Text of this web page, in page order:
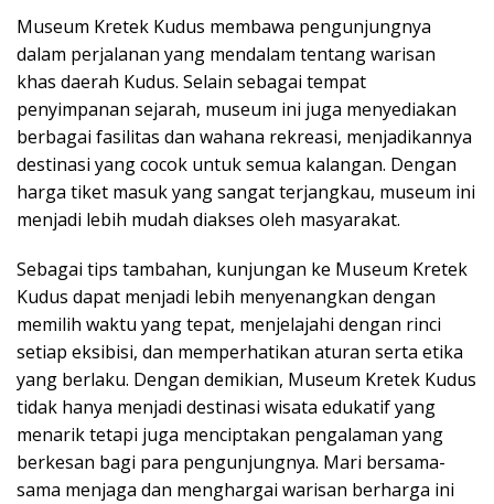
Museum Kretek Kudus membawa pengunjungnya
dalam perjalanan yang mendalam tentang warisan
khas daerah Kudus. Selain sebagai tempat
penyimpanan sejarah, museum ini juga menyediakan
berbagai fasilitas dan wahana rekreasi, menjadikannya
destinasi yang cocok untuk semua kalangan. Dengan
harga tiket masuk yang sangat terjangkau, museum ini
menjadi lebih mudah diakses oleh masyarakat.
Sebagai tips tambahan, kunjungan ke Museum Kretek
Kudus dapat menjadi lebih menyenangkan dengan
memilih waktu yang tepat, menjelajahi dengan rinci
setiap eksibisi, dan memperhatikan aturan serta etika
yang berlaku. Dengan demikian, Museum Kretek Kudus
tidak hanya menjadi destinasi wisata edukatif yang
menarik tetapi juga menciptakan pengalaman yang
berkesan bagi para pengunjungnya. Mari bersama-
sama menjaga dan menghargai warisan berharga ini